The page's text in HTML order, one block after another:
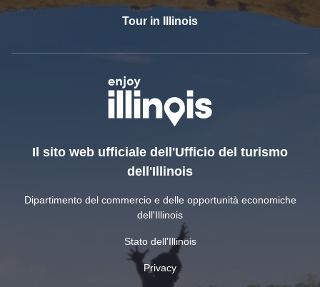
Tour in Illinois
Il sito web ufficiale dell'Ufficio del turismo
dell'Illinois
Dipartimento del commercio e delle opportunità economiche
dell'Illinois
Stato dell'Illinois
Privacy